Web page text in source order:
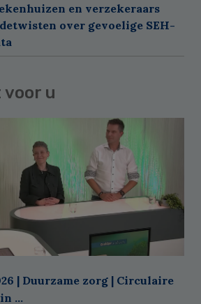
en verzekeraars
over gevoelige SEH-
u
| Duurzame zorg | Circulaire
...